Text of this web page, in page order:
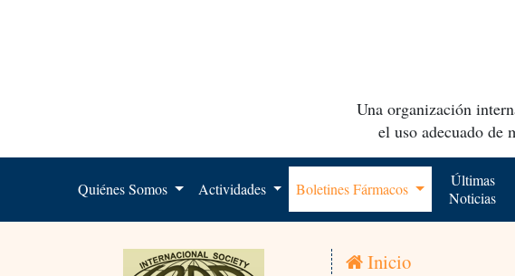
Una organización
el uso adecuado de
Quiénes Somos Actividades Boletines Fármacos
Últimas
Noticias
Inicio